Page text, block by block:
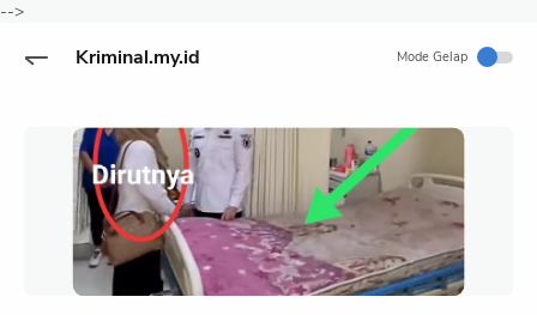
-->
Kriminal.my.id Mode Gelap